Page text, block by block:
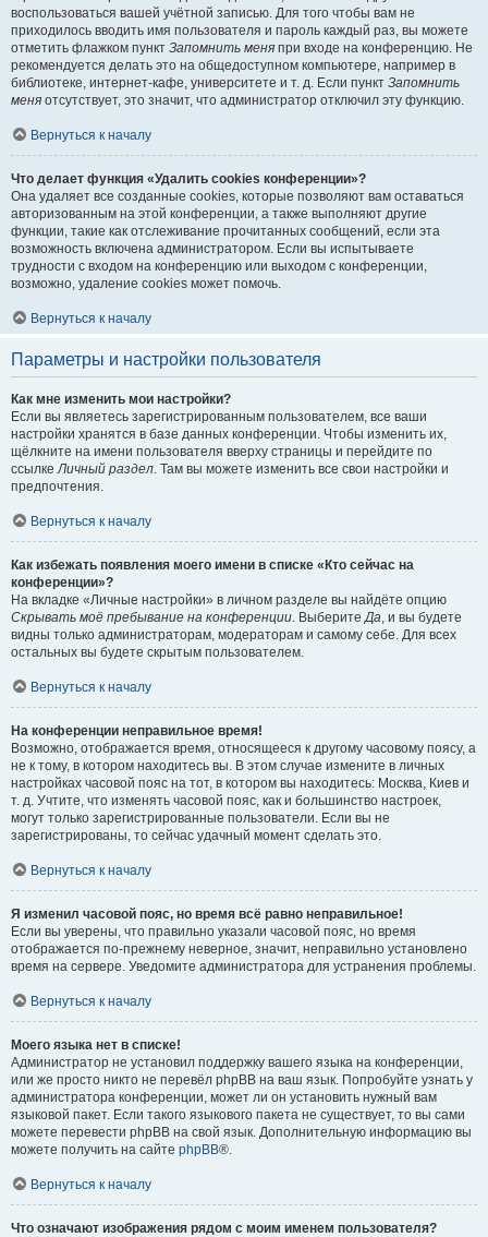
воспользоваться вашей учётной записью. Для того чтобы вам не
приходилось вводить имя пользователя и пароль каждый раз, вы можете
отметить флажком пункт Запомнить меня при входе на конференцию. Не
рекомендуется делать это на общедоступном компьютере, например в
библиотеке, интернет-кафе, университете и т. д. Если пункт Запомнить
меня отсутствует, это значит, что администратор отключил эту функцию.
Вернуться к началу
Что делает функция «Удалить cookies конференции»?
Она удаляет все созданные cookies, которые позволяют вам оставаться
авторизованным на этой конференции, а также выполняют другие
функции, такие как отслеживание прочитанных сообщений, если эта
возможность включена администратором. Если вы испытываете
трудности с входом на конференцию или выходом с конференции,
возможно, удаление cookies может помочь.
Вернуться к началу
Параметры и настройки пользователя
Как мне изменить мои настройки?
Если вы являетесь зарегистрированным пользователем, все ваши
настройки хранятся в базе данных конференции. Чтобы изменить их,
щёлкните на имени пользователя вверху страницы и перейдите по
ссылкеЛичный раздел. Там вы можете изменить все свои настройки и
предпочтения.
Вернуться к началу
Как избежать появления моего имени в списке «Кто сейчас на
конференции»?
На вкладке «Личные настройки» в личном разделе вы найдёте опцию
Скрывать моё пребывание на конференции. ВыберитеДа, и вы будете
видны только администраторам, модераторам и самому себе. Для всех
остальных вы будете скрытым пользователем.
Вернуться к началу
На конференции неправильное время!
Возможно, отображается время, относящееся к другому часовому поясу, а
не к тому, в котором находитесь вы. В этом случае измените в личных
настройках часовой пояс на тот, в котором вы находитесь: Москва, Киев и
т. д. Учтите, что изменять часовой пояс, как и большинство настроек,
могут только зарегистрированные пользователи. Если вы не
зарегистрированы, то сейчас удачный момент сделать это.
Вернуться к началу
Я изменил часовой пояс, но время всё равно неправильное!
Если вы уверены, что правильно указали часовой пояс, но время
отображается по-прежнему неверное, значит, неправильно установлено
время на сервере. Уведомите администратора для устранения проблемы.
Вернуться к началу
Моего языка нет в списке!
Администратор не установил поддержку вашего языка на конференции,
или же просто никто не перевёл phpBB на ваш язык. Попробуйте узнать у
администратора конференции, может ли он установить нужный вам
языковой пакет. Если такого языкового пакета не существует, то вы сами
можете перевести phpBB на свой язык. Дополнительную информацию вы
можете получить на сайте phpBB®.
Вернуться к началу
Что означают изображения рядом с моим именем пользователя?